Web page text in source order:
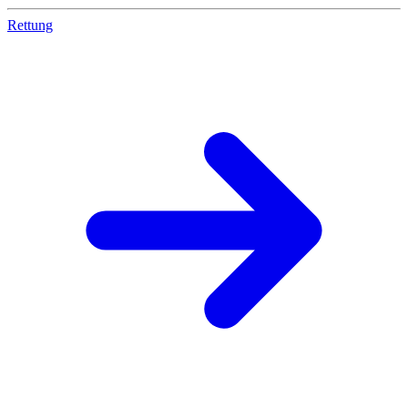
Rettung